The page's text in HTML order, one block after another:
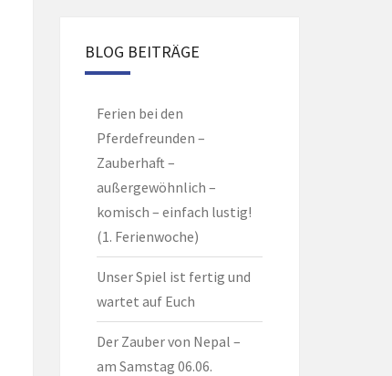
BLOG BEITRÄGE
Ferien bei den
Pferdefreunden –
Zauberhaft –
außergewöhnlich –
komisch – einfach lustig!
(1. Ferienwoche)
Unser Spiel ist fertig und
wartet auf Euch
Der Zauber von Nepal –
am Samstag 06.06.